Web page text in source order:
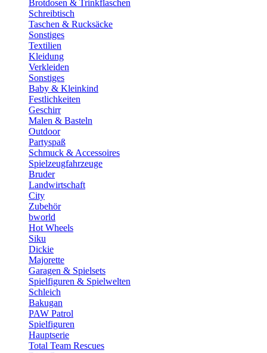
Brotdosen & Trinkflaschen
Schreibtisch
Taschen & Rucksäcke
Sonstiges
Textilien
Kleidung
Verkleiden
Sonstiges
Baby & Kleinkind
Festlichkeiten
Geschirr
Malen & Basteln
Outdoor
Partyspaß
Schmuck & Accessoires
Spielzeugfahrzeuge
Bruder
Landwirtschaft
City
Zubehör
bworld
Hot Wheels
Siku
Dickie
Majorette
Garagen & Spielsets
Spielfiguren & Spielwelten
Schleich
Bakugan
PAW Patrol
Spielfiguren
Hauptserie
Total Team Rescues